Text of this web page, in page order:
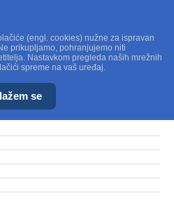
(engl. cookies) nužne za ispravan
prikupljamo, pohranjujemo niti
Nastavkom pregleda naših mrežnih
spreme na vaš uređaj.
se